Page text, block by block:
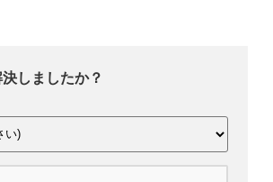
しましたか？